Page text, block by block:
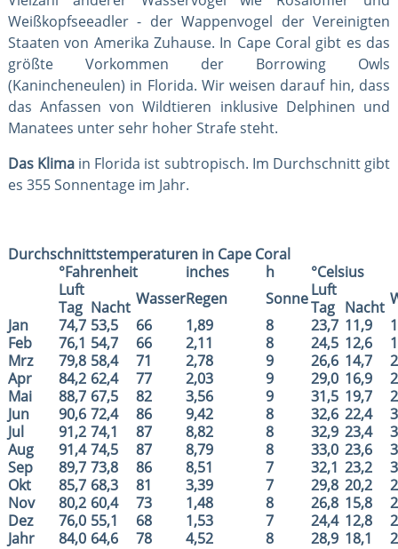
Weißkopfseeadler - der Wappenvogel der Vereinigten
Staaten von Amerika Zuhause. In Cape Coral gibt es das
größte Vorkommen der Borrowing Owls
(Kanincheneulen) in Florida. Wir weisen darauf hin, dass
das Anfassen von Wildtieren inklusive Delphinen und
Manatees unter sehr hoher Strafe steht.
Das Klima in Florida ist subtropisch. Im Durchschnitt gibt
es 355 Sonnentage im Jahr.
Durchschnittstemperaturen in Cape Coral
°Fahrenheit
inches h
°Celsius
Luft
WasserRegen SonneLuft
Tag Nacht Tag Nacht
Jan
74,7 53,5 66 1,89 8 23,7 11,9
Feb
76,1 54,7 66 2,11 8 24,5 12,6
Mrz
79,8 58,4 71 2,78 9 26,6 14,7
Apr
84,2 62,4 77 2,03 9 29,0 16,9
Mai
88,7 67,5 82 3,56 9 31,5 19,7
Jun
90,6 72,4 86 9,42 8 32,6 22,4
Jul
91,2 74,1 87 8,82 8 32,9 23,4
Aug
91,4 74,5 87 8,79 8 33,0 23,6
Sep
89,7 73,8 86 8,51 7 32,1 23,2
Okt
85,7 68,3 81 3,39 7 29,8 20,2
Nov
80,2 60,4 73 1,48 8 26,8 15,8
Dez
76,0 55,1 68 1,53 7 24,4 12,8
Jahr
84,0 64,6 78 4,52 8 28,9 18,1